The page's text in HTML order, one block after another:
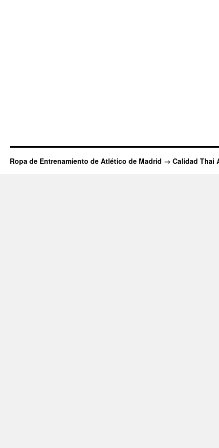
Ropa de Entrenamiento de Atlético de Madrid → Calidad Thai